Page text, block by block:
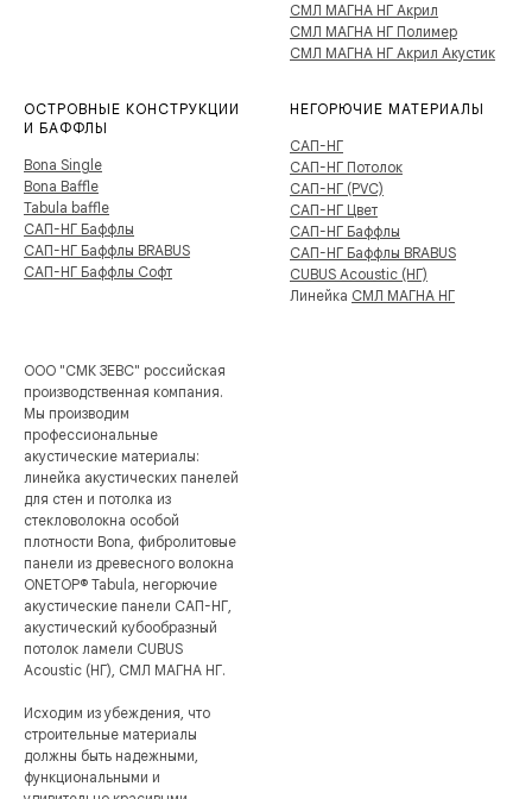
СМЛ МАГНА НГ Акрил
СМЛ МАГНА НГ Полимер
СМЛ МАГНА НГ Акрил Акустик
ОСТРОВНЫЕ КОНСТРУКЦИИ
И БАФФЛЫ
Bona Single
Bona Baffle
Tabula baffle
САП-НГ Баффлы
САП-НГ Баффлы BRABUS
САП-НГ Баффлы Софт
НЕГОРЮЧИЕ МАТЕРИАЛЫ
САП-НГ
САП-НГ Потолок
САП-НГ (PVC)
САП-НГ Цвет
САП-НГ Баффлы
САП-НГ Баффлы BRABUS
CUBUS Acoustic (НГ)
Линейка СМЛ МАГНА НГ
ООО "СМК ЗЕВС" российская
производственная компания.
Мы производим
профессиональные
акустические материалы:
линейка акустических панелей
для стен и потолка из
стекловолокна особой
плотности Bona, фибролитовые
панели из древесного волокна
ONETOP® Tabula, негорючие
акустические панели САП-НГ,
акустический кубообразный
потолок ламели CUBUS
Acoustic (НГ), СМЛ МАГНА НГ.
Исходим из убеждения, что
строительные материалы
должны быть надежными,
функциональными и